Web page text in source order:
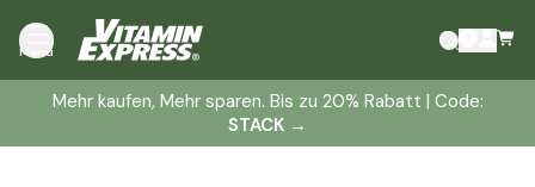
Menü
Mehr kaufen, Mehr sparen. Bis zu 20% Rabatt | Code:
STACK →
Wo treten Gelenkbeschwerden auf?
Ursachen und Folgen von Gelenkbeschwerden
Ernährung und Nahrungsergänzung zur Stärkung der